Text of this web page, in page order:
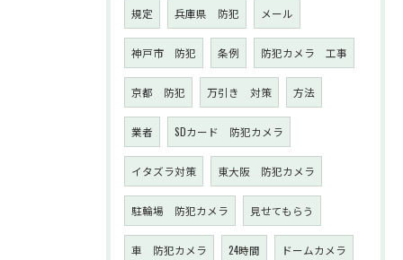
規定 兵庫県 防犯 メール
神戸市 防犯 条例 防犯カメラ 工事
京都 防犯 万引き 対策 方法
業者 SDカード 防犯カメラ
イタズラ対策 東大阪 防犯カメラ
駐輪場 防犯カメラ 見せてもらう
車 防犯カメラ 24時間 ドームカメラ